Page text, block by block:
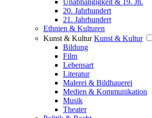
20. Jahrhundert
21. Jahrhundert
Ethnien & Kulturen
Kunst & Kultur Kunst & Kultur
Bildung
Film
Lebensart
Literatur
Malerei & Bildhauerei
Medien & Kommunikation
Musik
Theater